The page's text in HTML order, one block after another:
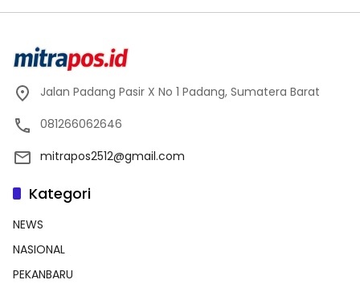
Jalan Padang Pasir X No 1 Padang, Sumatera Barat
081266062646
mitrapos2512@gmail.com
Kategori
NEWS
NASIONAL
PEKANBARU